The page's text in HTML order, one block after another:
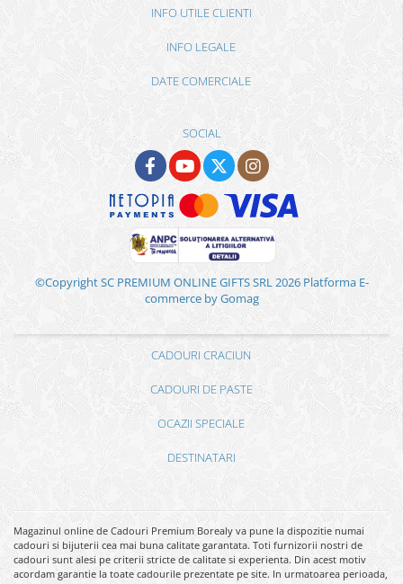
INFO UTILE CLIENTI
INFO LEGALE
DATE COMERCIALE
SOCIAL
©Copyright SC PREMIUM ONLINE GIFTS SRL 2026 Platforma E-
commerce by Gomag
CADOURI CRACIUN
CADOURI DE PASTE
OCAZII SPECIALE
DESTINATARI
Magazinul online de Cadouri Premium Borealy va pune la dispozitie numai
cadouri si bijuterii cea mai buna calitate garantata. Toti furnizorii nostri de
cadouri sunt alesi pe criterii stricte de calitate si experienta. Din acest motiv
acordam garantie la toate cadourile prezentate pe site. In urmatoarea perioada,